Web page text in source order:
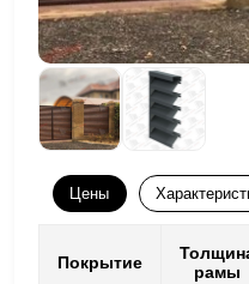
Цены
Покрытие
рамы